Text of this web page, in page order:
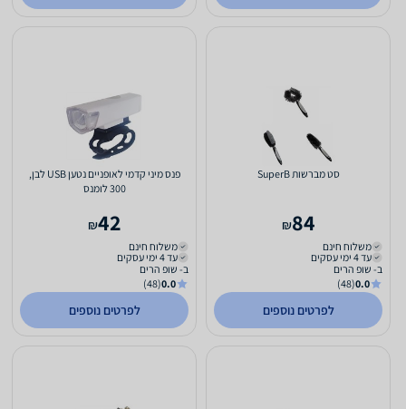
סט מברשות SuperB
84
₪
משלוח חינם
עד 4 ימי עסקים
ב- שופ הרים
0.0
(48)
לפרטים נוספים
פנס מיני קדמי לאופניים נטען USB לבן,
300 לומנס
42
₪
משלוח חינם
עד 4 ימי עסקים
ב- שופ הרים
0.0
(48)
לפרטים נוספים